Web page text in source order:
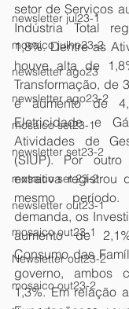
newsletter jul23-1
mosaico julho23-2
newsletter ago23
newsletter ago23-2
mosaico set23-1
newsletter set23-2
mosaico set 23-2
newsletter out23-1
mosaico out23-1
Newsletter out23-2
mosaico out23-2
setor de Serviços
Indústria Total
1,8%. Dentre as
houve alta de
Transformação, de
e aumento de
Eletricidade e
Atividades de
(SIUP). Por
extrativa registrou
mesmo
demanda, os
aumento de
Consumo das
governo, ambos
1,3%. Em relação